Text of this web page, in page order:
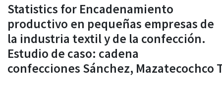
All of DSpace
Statistics for Encadenamiento
productivo en pequeñas empresas de
la industria textil y de la confección.
Estudio de caso: cadena
confecciones Sánchez, Mazatecochco